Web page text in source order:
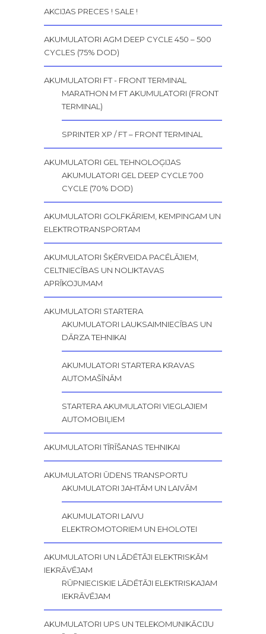
AKCIJAS PRECES ! SALE !
AKUMULATORI AGM DEEP CYCLE 450 – 500
CYCLES (75% DOD)
AKUMULATORI FT - FRONT TERMINAL
MARATHON M FT AKUMULATORI (FRONT
TERMINAL)
SPRINTER XP / FT – FRONT TERMINAL
AKUMULATORI GEL TEHNOLOĢIJAS
AKUMULATORI GEL DEEP CYCLE 700
CYCLE (70% DOD)
AKUMULATORI GOLFKĀRIEM, KEMPINGAM UN
ELEKTROTRANSPORTAM
AKUMULATORI ŠĶĒRVEIDA PACĒLĀJIEM,
CELTNIECĪBAS UN NOLIKTAVAS
APRĪKOJUMAM
AKUMULATORI STARTERA
AKUMULATORI LAUKSAIMNIECĪBAS UN
DĀRZA TEHNIKAI
AKUMULATORI STARTERA KRAVAS
AUTOMAŠĪNĀM
STARTERA AKUMULATORI VIEGLAJIEM
AUTOMOBIĻIEM
AKUMULATORI TĪRĪŠANAS TEHNIKAI
AKUMULATORI ŪDENS TRANSPORTU
AKUMULATORI JAHTĀM UN LAIVĀM
AKUMULATORI LAIVU
ELEKTROMOTORIEM UN EHOLOTEI
AKUMULATORI UN LĀDĒTĀJI ELEKTRISKĀM
IEKRĀVĒJAM
RŪPNIECISKIE LĀDĒTĀJI ELEKTRISKAJAM
IEKRĀVĒJAM
AKUMULATORI UPS UN TELEKOMUNIKĀCIJU